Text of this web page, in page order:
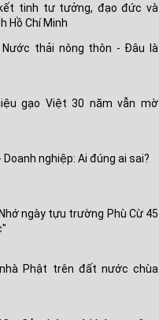
tinh tư tưởng, đạo đức và
Hồ Chí Minh
Nước thải nông thôn - Đâu là
gạo Việt 30 năm vẫn mờ
Doanh nghiệp: Ai đúng ai sai?
ngày tựu trường Phù Cừ 45
Phật trên đất nước chùa